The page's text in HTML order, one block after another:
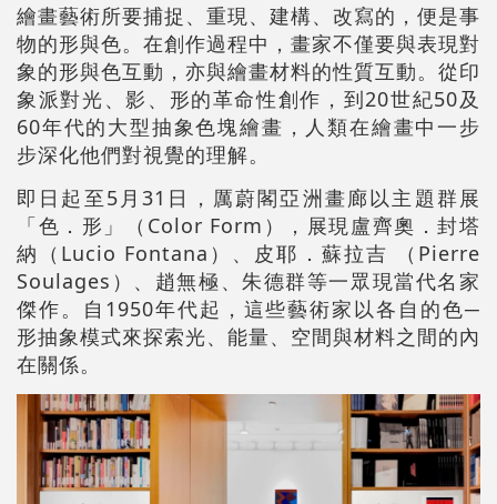
繪畫藝術所要捕捉、重現、建構、改寫的，便是事
物的形與色。在創作過程中，畫家不僅要與表現對
象的形與色互動，亦與繪畫材料的性質互動。從印
象派對光、影、形的革命性創作，到20世紀50及
60年代的大型抽象色塊繪畫，人類在繪畫中一步
步深化他們對視覺的理解。
即日起至5月31日，厲蔚閣亞洲畫廊以主題群展
「色．形」（Color Form），展現盧齊奧．封塔
納（Lucio Fontana）、皮耶．蘇拉吉 （Pierre
Soulages）、趙無極、朱德群等一眾現當代名家
傑作。自1950年代起，這些藝術家以各自的色─
形抽象模式來探索光、能量、空間與材料之間的內
在關係。